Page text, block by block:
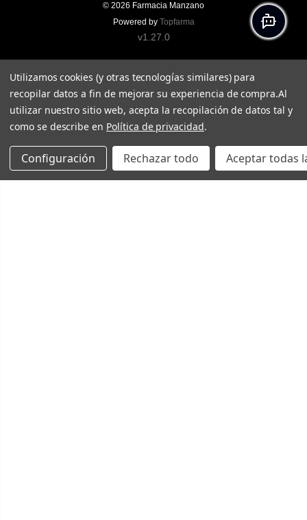
© 2026 Farmacia Manzano
Powered by Topfarma
v1.27.0
Utilizamos cookies (y otras tecnologías similares) para
recopilar datos a fin de mejorar su experiencia de compra.Al
utilizar nuestro sitio web, acepta la recopilación de datos tal y
como se describe en Política de privacidad.
Configuración Rechazar todo Aceptar todas